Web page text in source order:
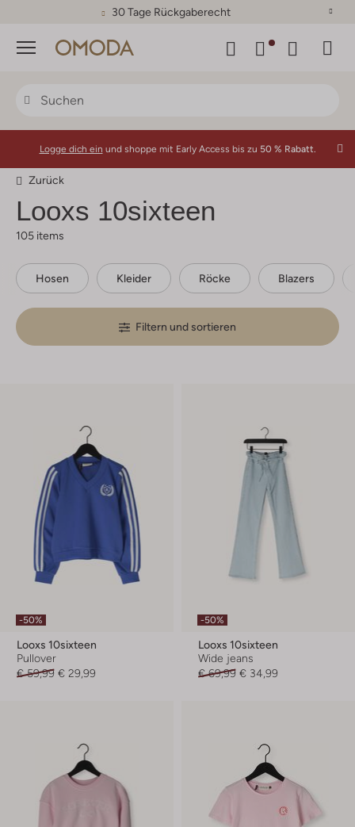
30 Tage Rückgaberecht
Menü
Logge dich ein und shoppe mit Early Access bis zu 50 % Rabatt.
Zurück
Looxs 10sixteen
105 items
Hosen Kleider Röcke Blazers
Filtern und sortieren
-50%
Looxs 10sixteen
Pullover
€ 59,99 € 29,99
-50%
Looxs 10sixteen
Wide jeans
€ 69,99 € 34,99